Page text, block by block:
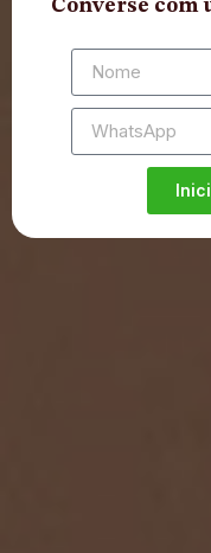
Converse com